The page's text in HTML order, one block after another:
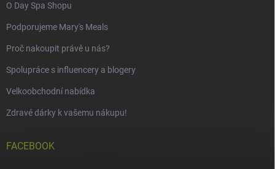
O Day Spa Shopu
Podporujeme Mary's Meals
Proč nakoupit právě u nás?
Spolupráce s influencery a blogery
Velkoobchodní nabídka
Zdravé dárky k vašemu nákupu!
FACEBOOK